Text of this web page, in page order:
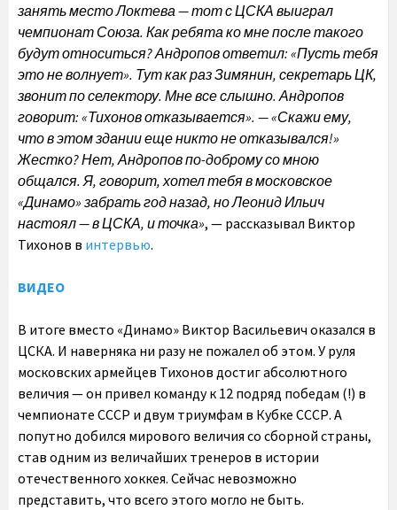
занять место Локтева — тот с ЦСКА выиграл
чемпионат Союза. Как ребята ко мне после такого
будут относиться? Андропов ответил: «Пусть тебя
это не волнует». Тут как раз Зимянин, секретарь ЦК,
звонит по селектору. Мне все слышно. Андропов
говорит: «Тихонов отказывается». — «Скажи ему,
что в этом здании еще никто не отказывался!»
Жестко? Нет, Андропов по-доброму со мною
общался. Я, говорит, хотел тебя в московское
«Динамо» забрать год назад, но Леонид Ильич
настоял — в ЦСКА, и точка», — рассказывал Виктор
Тихонов в интервью.
ВИДЕО
В итоге вместо «Динамо» Виктор Васильевич оказался в
ЦСКА. И наверняка ни разу не пожалел об этом. У руля
московских армейцев Тихонов достиг абсолютного
величия — он привел команду к 12 подряд победам (!) в
чемпионате СССР и двум триумфам в Кубке СССР. А
попутно добился мирового величия со сборной страны,
став одним из величайших тренеров в истории
отечественного хоккея. Сейчас невозможно
представить, что всего этого могло не быть.